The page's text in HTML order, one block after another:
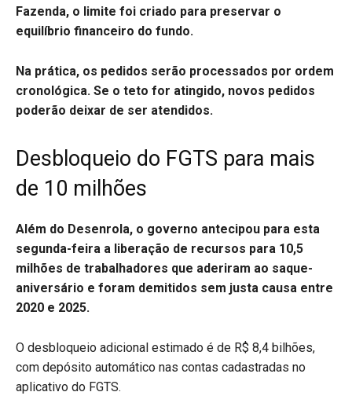
Fazenda, o limite foi criado para preservar o
equilíbrio financeiro do fundo.
Na prática, os pedidos serão processados por ordem
cronológica. Se o teto for atingido, novos pedidos
poderão deixar de ser atendidos.
Desbloqueio do FGTS para mais
de 10 milhões
Além do Desenrola, o governo antecipou para esta
segunda-feira a liberação de recursos para 10,5
milhões de trabalhadores que aderiram ao saque-
aniversário e foram demitidos sem justa causa entre
2020 e 2025.
O desbloqueio adicional estimado é de R$ 8,4 bilhões,
com depósito automático nas contas cadastradas no
aplicativo do FGTS.